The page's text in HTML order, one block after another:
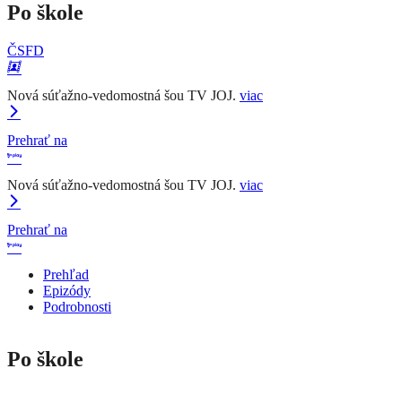
Po škole
ČSFD
Nová súťažno-vedomostná šou TV JOJ. viac
Prehrať na
Nová súťažno-vedomostná šou TV JOJ. viac
Prehrať na
Prehľad
Epizódy
Podrobnosti
Po škole